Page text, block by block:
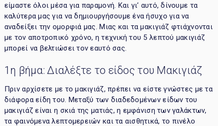
είμαστε όλοι μέσα για παραμονή. Και γι’ αυτό, δίνουμε τα
καλύτερα μας για να δημιουργήσουμε ένα ήσυχο για να
αναδείξει την ομορφιά μας. Μιας και τα μακιγιάζ φτιάχνονται
με τον αποτροπικό χρόνο, η τεχνική του 5 λεπτού μακιγιάζ
μπορεί να βελτιώσει τον εαυτό σας.
1η βήμα: Διαλέξτε το είδος του Μακιγιάζ
Πριν αρχίσετε με το μακιγιάζ, πρέπει να είστε γνώστες με τα
διάφορα είδη του. Μεταξύ των διαδεδομένων είδων του
μακιγιάζ είναι η σκιά της ματιάς, η εμφάνιση των γαλάκτων,
τα φαινόμενα λεπτομερειών και τα αισθητικά, το πινέλο